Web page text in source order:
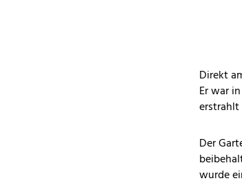
Direkt
Er war
erstrahlt
Der
wurde